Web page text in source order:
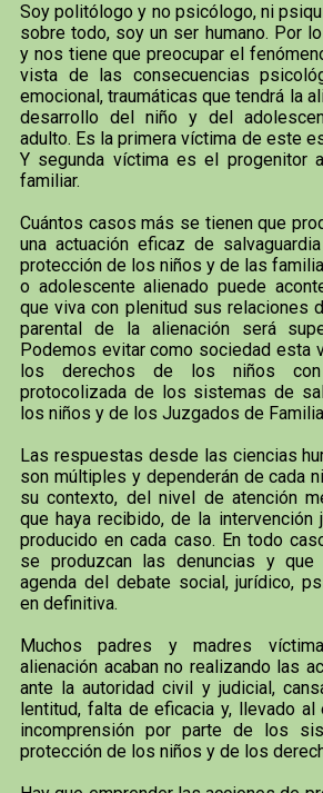
Soy politólogo y no psicólogo, ni
sobre todo, soy un ser humano. Por
y nos tiene que preocupar el
vista de las consecuencias
emocional, traumáticas que tendrá la
desarrollo del niño y del
adulto. Es la primera víctima de este
Y segunda víctima es el progenitor
familiar.
Cuántos casos más se tienen que
una actuación eficaz de
protección de los niños y de las
o adolescente alienado puede
que viva con plenitud sus relaciones
parental de la alienación será
Podemos evitar como sociedad esta
los derechos de los niños con
protocolizada de los sistemas de
los niños y de los Juzgados de
Las respuestas desde las ciencias
son múltiples y dependerán de cada
su contexto, del nivel de atención
que haya recibido, de la intervención
producido en cada caso. En todo
se produzcan las denuncias y
agenda del debate social, jurídico,
en definitiva.
Muchos padres y madres
alienación acaban no realizando las
ante la autoridad civil y judicial,
lentitud, falta de eficacia y, llevado
incomprensión por parte de los
protección de los niños y de los